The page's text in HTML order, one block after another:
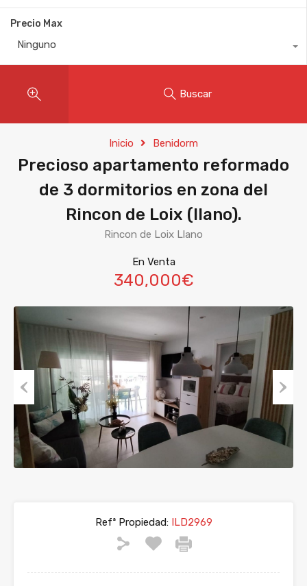
Precio Max
Ninguno
Buscar
Inicio Benidorm
Precioso apartamento reformado
de 3 dormitorios en zona del
Rincon de Loix (llano).
Rincon de Loix Llano
En Venta
340,000€
Previous Next
Refª Propiedad:ILD2969